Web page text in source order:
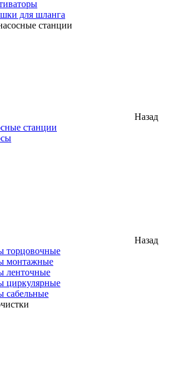
для шланга
станции
Назад
станции
Назад
торцовочные
монтажные
ленточные
циркулярные
сабельные